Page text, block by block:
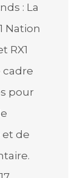
: La
Nation
RX1
cadre
pour
de